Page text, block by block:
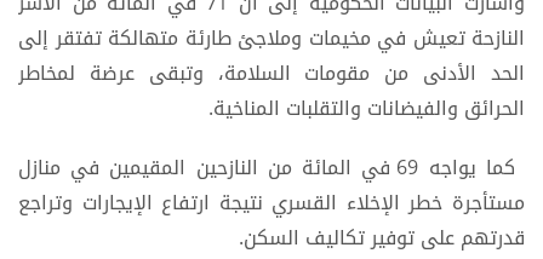
النازحة تعيش في مخيمات وملاجئ طارئة متهالكة تفتقر إلى
الحد الأدنى من مقومات السلامة، وتبقى عرضة لمخاطر
الحرائق والفيضانات والتقلبات المناخية.
كما يواجه 69 في المائة من النازحين المقيمين في منازل
مستأجرة خطر الإخلاء القسري نتيجة ارتفاع الإيجارات وتراجع
قدرتهم على توفير تكاليف السكن.